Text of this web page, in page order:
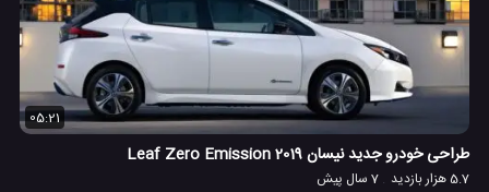
05:21
طراحی خودرو جدید نیسان 2019 Leaf Zero Emission
5.7 هزار بازدید 7 سال پیش